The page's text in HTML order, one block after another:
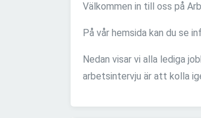
Välkommen in till oss på
På vår hemsida kan du se
Nedan visar vi alla lediga
arbetsintervju är att kolla